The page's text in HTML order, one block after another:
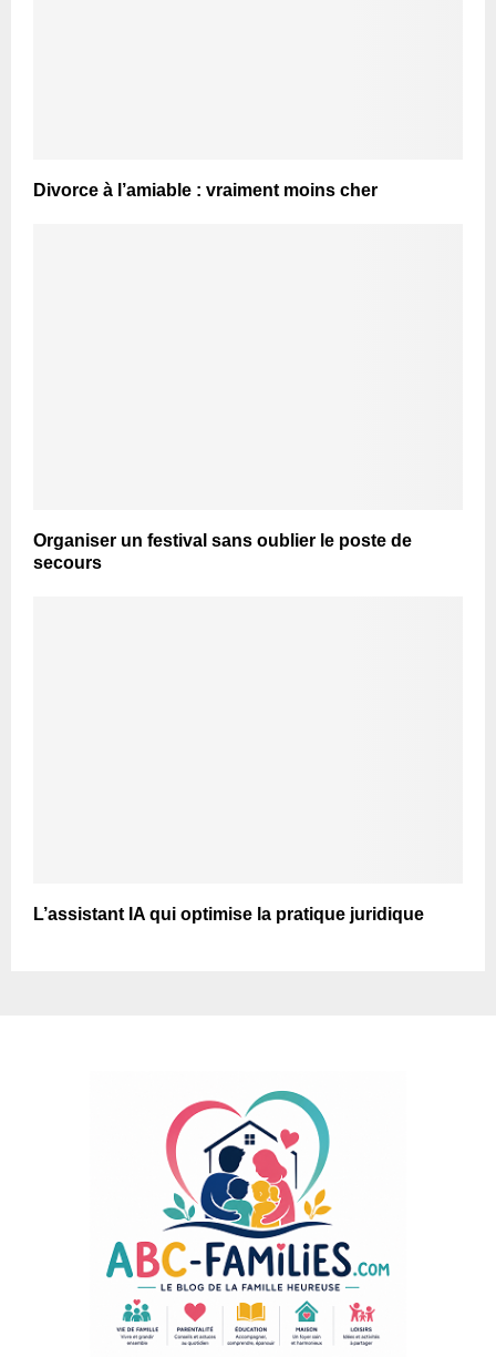
Divorce à l’amiable : vraiment moins cher
Organiser un festival sans oublier le poste de
secours
L’assistant IA qui optimise la pratique juridique